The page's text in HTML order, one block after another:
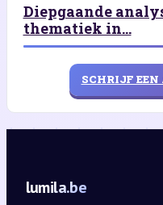
Diepgaande
thematiek in...
SCHRIJF
lumila.be